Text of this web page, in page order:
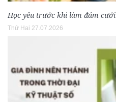
Học yêu trước khi làm đám cưới
Thứ Hai 27.07.2026